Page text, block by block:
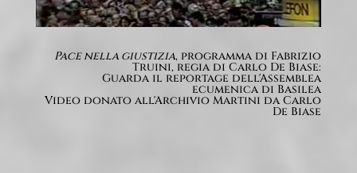
Pace nella giustizia, programma di Fabrizio
Truini, regia di Carlo De Biase:
Guarda il reportage dell'Assemblea
ecumenica di Basilea
Video donato all'Archivio Martini da Carlo
De Biase